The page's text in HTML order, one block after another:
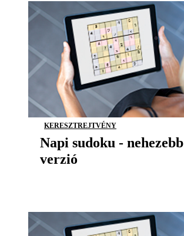
KERESZTREJTVÉNY
Napi sudoku - nehezebb
verzió